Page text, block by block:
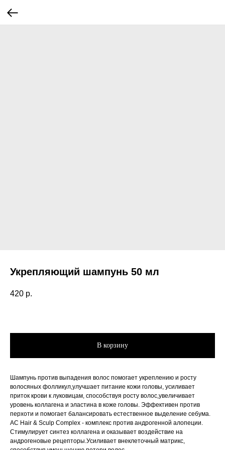
Укрепляющий шампунь 50 мл
420 р.
В корзину
Шампунь против выпадения волос помогает укреплению и росту
волосяных фолликул,улучшает питание кожи головы, усиливает
приток крови к луковицам, способствуя росту волос,увеличивает
уровень коллагена и эластина в коже головы. Эффективен против
перхоти и помогает балансировать естественное выделение себума.
AC Hair & Sculp Complex - комплекс против андрогенной алопеции.
Стимулирует синтез коллагена и оказывает воздействие на
андрогеновые рецепторы.Усиливает внеклеточный матрикс,